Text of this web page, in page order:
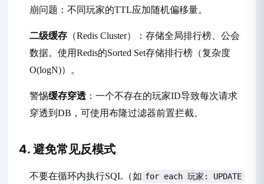
崩问题：不同玩家的TTL应加随机偏移量。
二级缓存 （Redis Cluster）：存储全局排行榜、公会
数据。使用Redis的Sorted Set存储排行榜（复杂度
O(logN)）。
警惕缓存穿透 ：一个不存在的玩家ID导致每次请求
穿透到DB，可使用布隆过滤器前置拦截。
4. 避免常见反模式
不要在循环内执行SQL（如 for each 玩家: UPDATE